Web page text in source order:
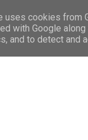
uses cookies from
with Google
and to detect and